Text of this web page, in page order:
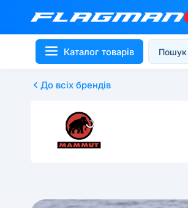
Каталог товарів
До всіх брендів